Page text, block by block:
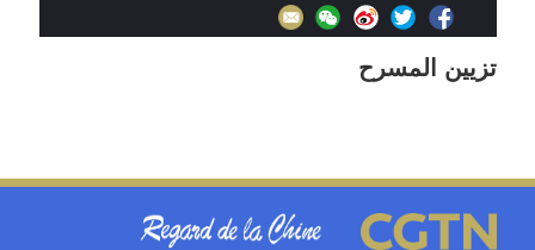
تزيين المسرح